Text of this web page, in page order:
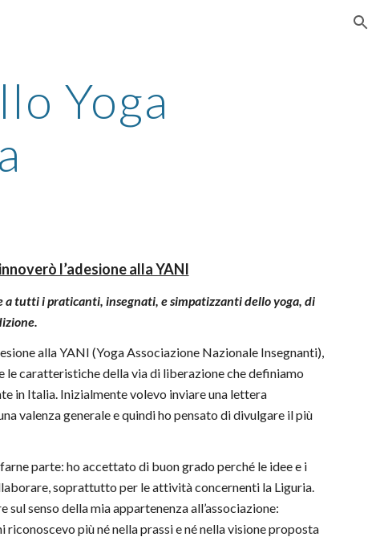
Yoga
l’adesione alla YANI
tutti i praticanti, insegnati, e simpatizzanti dello yoga, di
alla YANI (Yoga Associazione Nazionale Insegnanti),
le caratteristiche della via di liberazione che definiamo
in Italia. Inizialmente volevo inviare una lettera
valenza generale e quindi ho pensato di divulgare il più
parte: ho accettato di buon grado perché le idee e i
soprattutto per le attività concernenti la Liguria.
senso della mia appartenenza all’associazione:
più né nella prassi e né nella visione proposta